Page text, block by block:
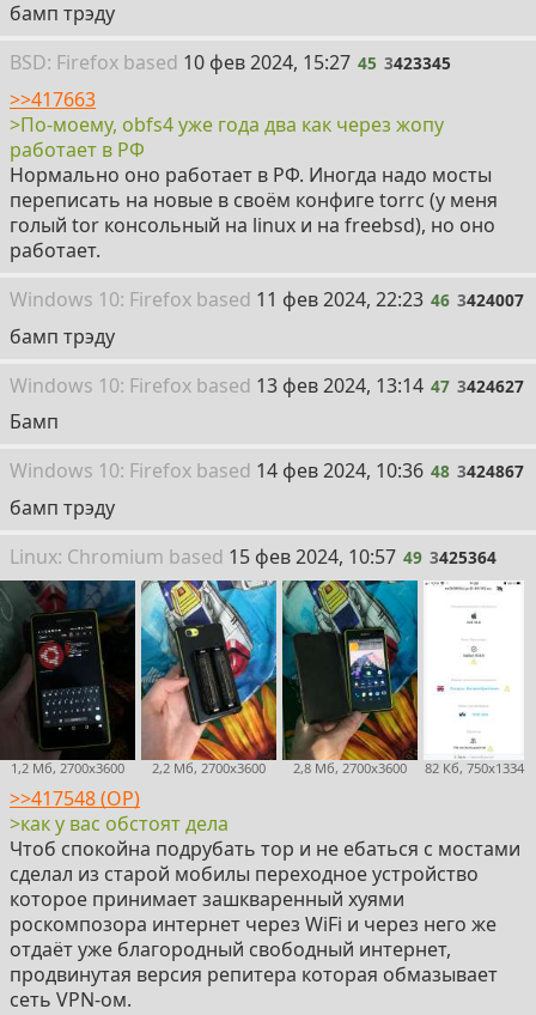
бамп трэду
BSD: Firefox based 45
10 фев 2024, 15:27 45 3423345
>>417663
>По-моему, obfs4 уже года два как через жопу
работает в РФ
Нормально оно работает в РФ. Иногда надо мосты
переписать на новые в своём конфиге torrc (у меня
голый tor консольный на linux и на freebsd), но оно
работает.
Windows 10: Firefox based 46
11 фев 2024, 22:23 46 3424007
бамп трэду
Windows 10: Firefox based 47
13 фев 2024, 13:14 47 3424627
Бамп
Windows 10: Firefox based 48
14 фев 2024, 10:36 48 3424867
бамп трэду
Linux: Chromium based 49
15 фев 2024, 10:57 49 3425364
1,2 Мб, 2700x3600 2,2 Мб, 2700x3600 2,8 Мб, 2700x3600 82 Кб, 750x1334
>>417548 (OP)
>как у вас обстоят дела
Чтоб спокойна подрубать тор и не ебаться с мостами
сделал из старой мобилы переходное устройство
которое принимает зашкваренный хуями
роскомпозора интернет через WiFi и через него же
отдаёт уже благородный свободный интернет,
продвинутая версия репитера которая обмазывает
сеть VPN-ом.